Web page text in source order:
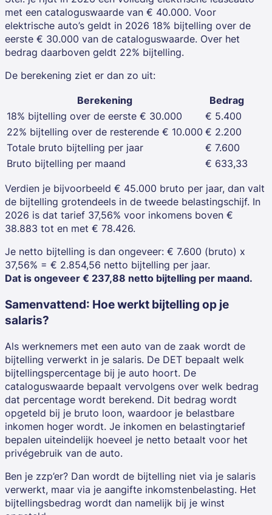
met een cataloguswaarde van € 40.000. Voor
elektrische auto’s geldt in 2026 18% bijtelling over de
eerste € 30.000 van de cataloguswaarde. Over het
bedrag daarboven geldt 22% bijtelling.
De berekening ziet er dan zo uit:
Berekening
Bedrag
18% bijtelling over de eerste € 30.000
€ 5.400
22% bijtelling over de resterende € 10.000 € 2.200
Totale bruto bijtelling per jaar
€ 7.600
Bruto bijtelling per maand
€ 633,33
Verdien je bijvoorbeeld € 45.000 bruto per jaar, dan valt
de bijtelling grotendeels in de tweede belastingschijf. In
2026 is dat tarief 37,56% voor inkomens boven €
38.883 tot en met € 78.426.
Je netto bijtelling is dan ongeveer: € 7.600 (bruto) x
37,56% = € 2.854,56 netto bijtelling per jaar.
Dat is ongeveer € 237,88 netto bijtelling per maand.
Samenvattend: Hoe werkt bijtelling opje
salaris?
Als werknemers met een auto van de zaak wordt de
bijtelling verwerkt in je salaris. De DET bepaalt welk
bijtellingspercentage bij je auto hoort. De
cataloguswaarde bepaalt vervolgens over welk bedrag
dat percentage wordt berekend. Dit bedrag wordt
opgeteld bij je bruto loon, waardoor je belastbare
inkomen hoger wordt. Je inkomen en belastingtarief
bepalen uiteindelijk hoeveel je netto betaalt voor het
privégebruik van de auto.
Ben je zzp’er? Dan wordt de bijtelling niet via je salaris
verwerkt, maar via je aangifte inkomstenbelasting. Het
bijtellingsbedrag wordt dan namelijk bij je winst